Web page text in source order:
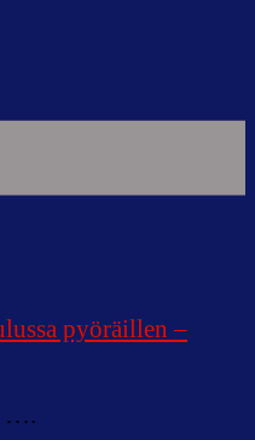
pyöräillen –